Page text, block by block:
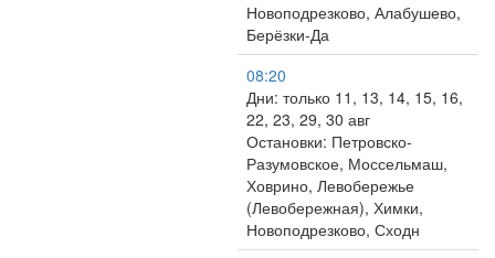
Новоподрезково, Алабушево,
Берёзки-Да
08:20
Дни: только 11, 13, 14, 15, 16,
22, 23, 29, 30 авг
Остановки: Петровско-
Разумовское, Моссельмаш,
Ховрино, Левобережье
(Левобережная), Химки,
Новоподрезково, Сходн